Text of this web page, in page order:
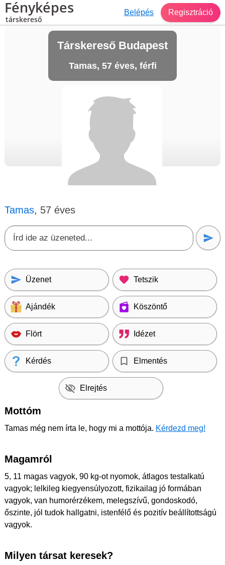
Fényképes
társkereső
Belépés Regisztráció
Társkereső Budapest
Tamas, 57 éves, férfi
Tamas, 57 éves
Üzenet Tetszik
Ajándék Köszöntő
Flört Idézet
Kérdés Elmentés
Elrejtés
Mottóm
Tamas még nem írta le, hogy mi a mottója. Kérdezd meg!
Magamról
5, 11 magas vagyok, 90 kg-ot nyomok, átlagos testalkatú
vagyok; lelkileg kiegyensúlyozott, fizikailag jó formában
vagyok, van humorérzékem, melegszívű, gondoskodó,
őszinte, jól tudok hallgatni, istenfélő és pozitív beállítottságú
vagyok.
Milyen társat keresek?